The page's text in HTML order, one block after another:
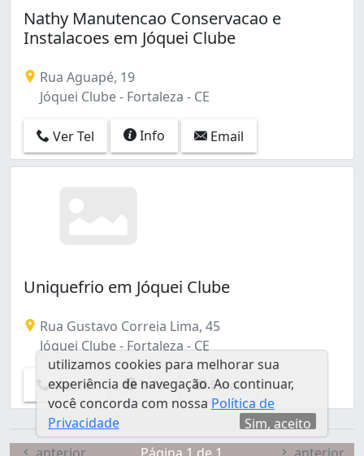
Conjunto Palmeiras (1)
Cristo Redentor (2)
Curió (1)
Damas (1)
Demócrito Rocha (1)
Dionisio Torres (4)
Edson Queiroz (15)
Ellery (1)
Engenheiro Luciano Cavalcante (1)
Henrique Jorge (1)
Itaperi (1)
Jangurussu (3)
Jardim América (2)
Jardim Iracema (4)
Jardim das Oliveiras (1)
Joaquim Távora (4)
José Bonifácio (3)
João XXIII (1)
Nathy Manutencao Conservacao e
Instalacoes em Jóquei Clube
Rua Aguapé, 19
Jóquei Clube - Fortaleza - CE
Ver Tel Info Email
Uniquefrio em Jóquei Clube
Rua Gustavo Correia Lima, 45
Jóquei Clube - Fortaleza - CE
Ver Tel Info Email
utilizamos cookies para melhorar sua
experiência de navegação. Ao continuar,
você concorda com nossa Política de
Privacidade
Sim, aceito